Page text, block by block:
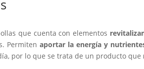
que cuenta con elementos
Permitenaportar la energía y
por lo que se trata de un producto que